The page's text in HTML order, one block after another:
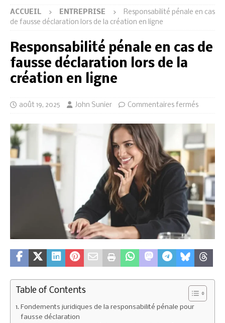
ACCUEIL ENTREPRISE
Responsabilité pénale en cas
de fausse déclaration lors de la création en ligne
Responsabilité pénale en cas de
fausse déclaration lors de la
création en ligne
août 19, 2025 John Sunier Commentaires fermés
Table of Contents
Fondements juridiques de la responsabilité pénale pour
fausse déclaration